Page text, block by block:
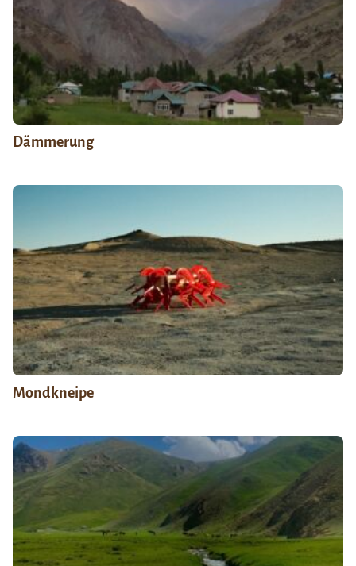
Dämmerung
Mondkneipe